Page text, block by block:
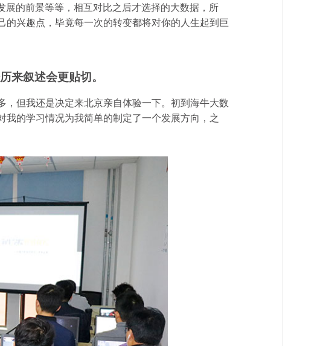
的前景等等，相互对比之后才选择的大数据，所
兴趣点，毕竟每一次的转变都将对你的人生起到巨
来叙述会更贴切。
但我还是决定来北京亲自体验一下。初到海牛大数
的学习情况为我简单的制定了一个发展方向，之